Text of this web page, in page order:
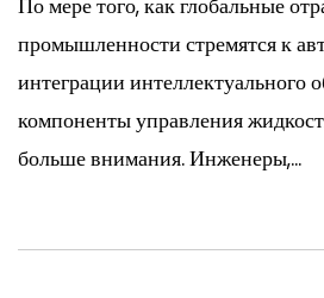
По мере того, как глобальные
промышленности стремятся к
интеграции интеллектуального
компоненты управления
больше внимания. Инженеры,...